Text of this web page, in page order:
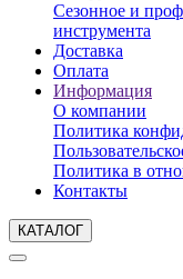
Сезонное и
инструмента
Доставка
Оплата
Информация
О компании
Политика
Политика в
Контакты
КАТАЛОГ